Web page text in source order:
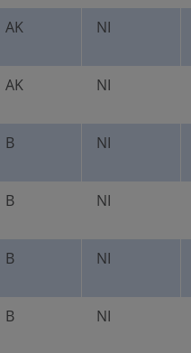
AK NI
AK NI
B NI
B NI
B NI
B NI